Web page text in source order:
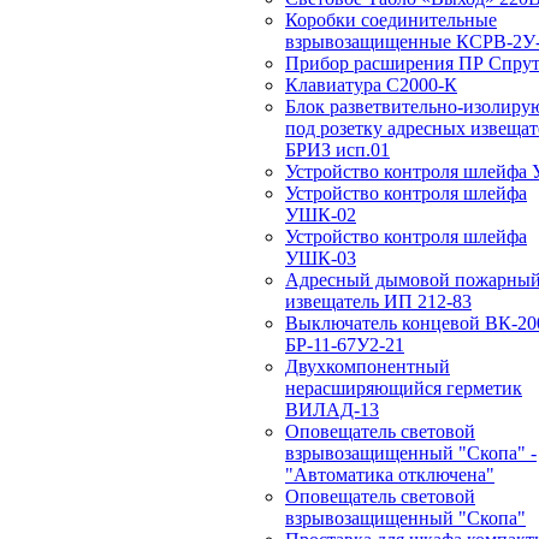
Коробки соединительные
взрывозащищенные КСРВ-
Прибор расширения ПР
Клавиатура С2000-К
Блок разветвительно-
под розетку адресных
БРИЗ исп.01
Устройство контроля
Устройство контроля шлейфа
УШК-02
Устройство контроля шлейфа
УШК-03
Адресный дымовой пожарный
извещатель ИП 212-83
Выключатель концевой ВК-
БР-11-67У2-21
Двухкомпонентный
нерасширяющийся герметик
ВИЛАД-13
Оповещатель световой
взрывозащищенный "Скопа" -
"Автоматика отключена"
Оповещатель световой
взрывозащищенный "Скопа"